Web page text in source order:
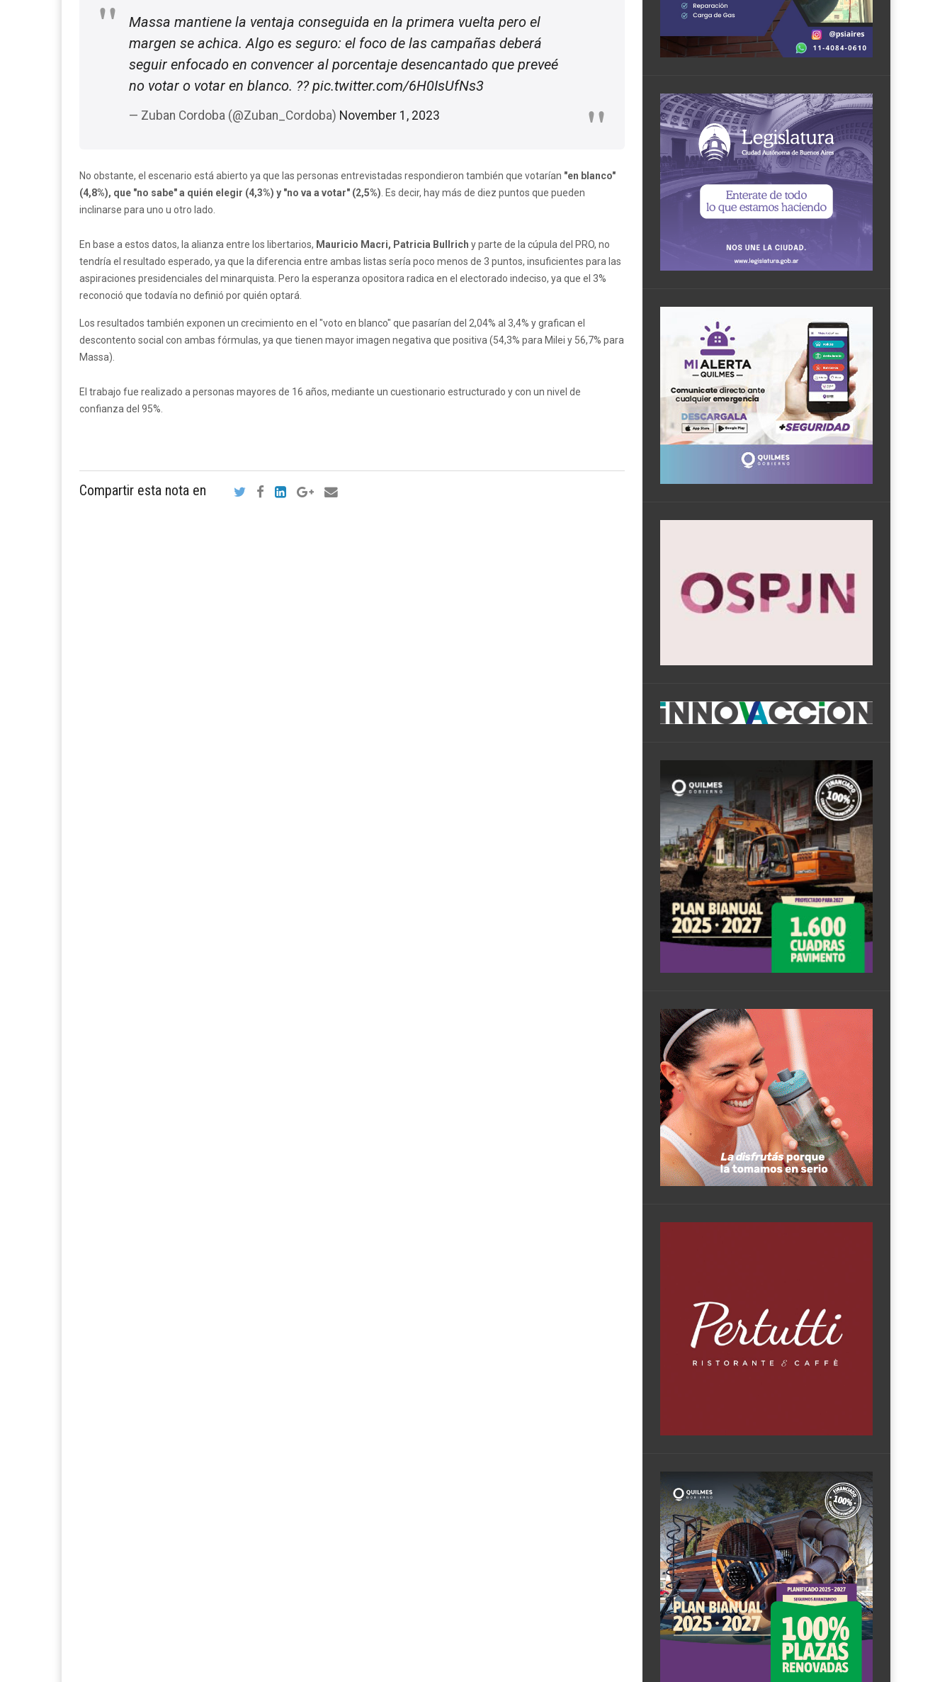
Massa mantiene la ventaja conseguida en la primera vuelta pero el
margen se achica. Algo es seguro: el foco de las campañas deberá
seguir enfocado en convencer al porcentaje desencantado que preveé
no votar o votar en blanco. ??pic.twitter.com/6H0IsUfNs3
— Zuban Cordoba (@Zuban_Cordoba) November 1, 2023
No obstante, el escenario está abierto ya que las personas entrevistadas respondieron también que votarían "en blanco"
(4,8%), que "no sabe" a quién elegir (4,3%) y "no va a votar" (2,5%) . Es decir, hay más de diez puntos que pueden
inclinarse para uno u otro lado.
En base a estos datos, la alianza entre los libertarios, Mauricio Macri, Patricia Bullrich y parte de la cúpula del PRO, no
tendría el resultado esperado, ya que la diferencia entre ambas listas sería poco menos de 3 puntos, insuficientes para las
aspiraciones presidenciales del minarquista. Pero la esperanza opositora radica en el electorado indeciso, ya que el 3%
reconoció que todavía no definió por quién optará.
Los resultados también exponen un crecimiento en el "voto en blanco" que pasarían del 2,04% al 3,4% y grafican el
descontento social con ambas fórmulas, ya que tienen mayor imagen negativa que positiva (54,3% para Milei y 56,7% para
Massa).
El trabajo fue realizado a personas mayores de 16 años, mediante un cuestionario estructurado y con un nivel de
confianza del 95%.
Compartir esta nota en